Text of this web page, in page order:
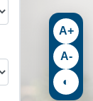
A+
A-
◐